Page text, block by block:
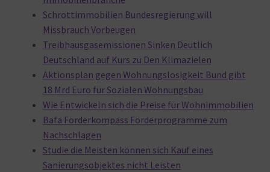
Schrottimmobilien Bundesregierung will
Missbrauch Vorbeugen
Treibhausgasemissionen Sinken Deutlich
Deutschland auf Kurs zu Den Klimazielen
Aktionsplan gegen Wohnungslosigkeit Bund gibt
18 Mrd Euro für Sozialen Wohnungsbau
Wie Entwickeln sich die Preise für Wohnimmobilien
Bafa Förderkompass Förderprogramme zum
Nachschlagen
Studie die Meisten können sich Kauf eines
Sanierungsobjektes nicht Leisten